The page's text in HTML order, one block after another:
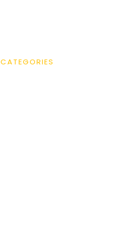
CATEGORIES